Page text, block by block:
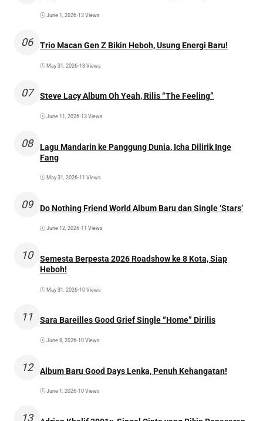
June 1, 2026•13 Views
06 Trio Macan Gen Z Bikin Heboh, Usung Energi Baru!
May 31, 2026•13 Views
07 Steve Lacy Album Oh Yeah, Rilis “The Feeling”
June 11, 2026•13 Views
08
Lagu Mandarin ke Panggung Dunia, Icha Dilirik Inge
Fang
May 31, 2026•11 Views
09 Do Nothing Friend World Album Baru dan Single ‘Stars’
June 12, 2026•11 Views
10
Semesta Berpesta 2026 Roadshow ke 8 Kota, Siap
Heboh!
May 31, 2026•10 Views
11 Sara Bareilles Good Grief Single “Home” Dirilis
June 8, 2026•10 Views
12 Album Baru Good Days Lenka, Penuh Kehangatan!
June 1, 2026•10 Views
13